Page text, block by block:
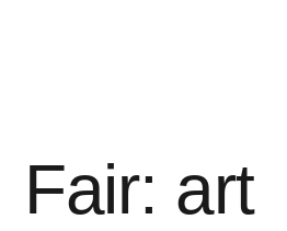
Fair: art